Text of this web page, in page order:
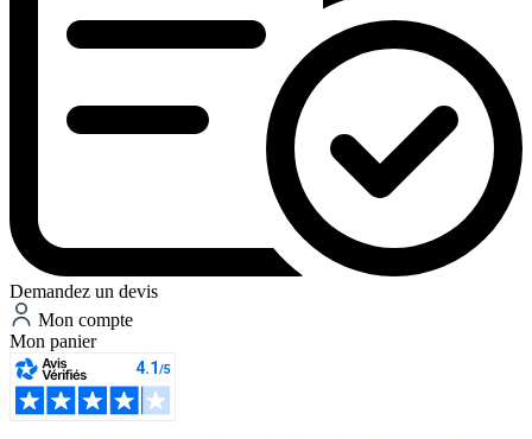
Demandez un devis
Mon compte
Mon panier